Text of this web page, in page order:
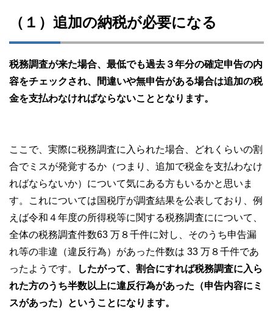
（１）追加の納税が必要になる
税務調査が来た場合、最低でも過去３年分の確定申告の内
容をチェックされ、間違いや無申告がある場合は追加の税
金を支払わなければならないこととなります。
ここで、実際に税務調査に入られた場合、どれくらいの割
合でミスが発覚するか（つまり、追加で税金を支払わなけ
ればならないか）について気にある方もいるかと思いま
す。これについては国税庁が調査結果を公表しており、例
えば令和４年度の所得税等に関する税務調査にについて、
全体の税務調査件数63 万８千件に対し、そのうち申告漏
れ等の非違（違反行為）があった件数は 33 万８千件であ
ったようです。
したがって、割合にすれば税務調査に入ら
れた方のうち半数以上に違反行為があった（申告内容にミ
スがあった）ということになります。